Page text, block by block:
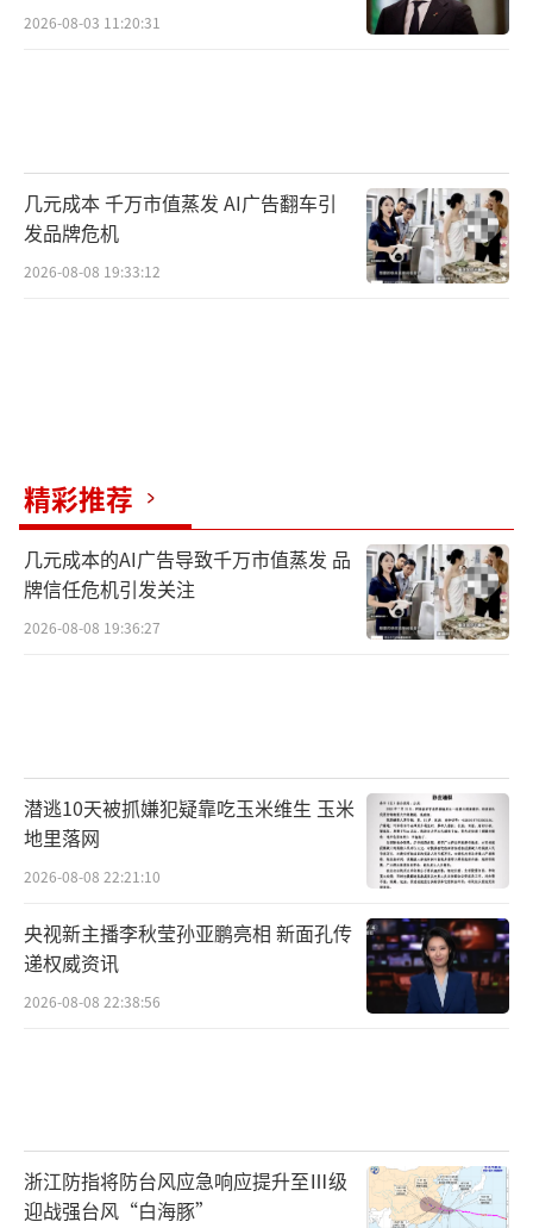
2026-08-03 11:20:31
几元成本 千万市值蒸发 AI广告翻车引
发品牌危机
2026-08-08 19:33:12
精彩推荐
几元成本的AI广告导致千万市值蒸发 品
牌信任危机引发关注
2026-08-08 19:36:27
潜逃10天被抓嫌犯疑靠吃玉米维生 玉米
地里落网
2026-08-08 22:21:10
央视新主播李秋莹孙亚鹏亮相 新面孔传
递权威资讯
2026-08-08 22:38:56
浙江防指将防台风应急响应提升至Ⅲ级
迎战强台风“白海豚”